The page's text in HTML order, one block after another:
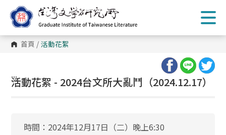
到
主
內
容 首頁 / 活動花絮
:::
活動花絮 - 2024台文所大亂鬥（2024.12.17）
時間：2024年12月17日（二）晚上6:30